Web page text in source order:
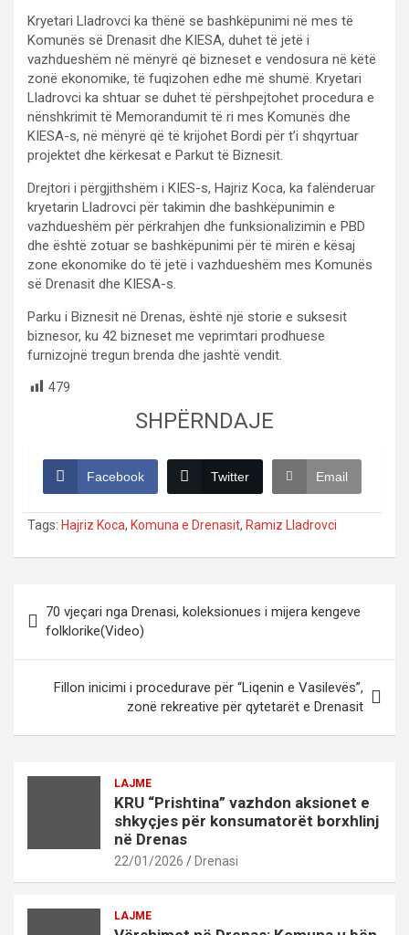
Kryetari Lladrovci ka thënë se bashkëpunimi në mes të
Komunës së Drenasit dhe KIESA, duhet të jetë i
vazhdueshëm në mënyrë që bizneset e vendosura në këtë
zonë ekonomike, të fuqizohen edhe më shumë. Kryetari
Lladrovci ka shtuar se duhet të përshpejtohet procedura e
nënshkrimit të Memorandumit të ri mes Komunës dhe
KIESA-s, në mënyrë që të krijohet Bordi për t’i shqyrtuar
projektet dhe kërkesat e Parkut të Biznesit.
Drejtori i përgjithshëm i KIES-s, Hajriz Koca, ka falënderuar
kryetarin Lladrovci për takimin dhe bashkëpunimin e
vazhdueshëm për përkrahjen dhe funksionalizimin e PBD
dhe është zotuar se bashkëpunimi për të mirën e kësaj
zone ekonomike do të jetë i vazhdueshëm mes Komunës
së Drenasit dhe KIESA-s.
Parku i Biznesit në Drenas, është një storie e suksesit
biznesor, ku 42 bizneset me veprimtari prodhuese
furnizojnë tregun brenda dhe jashtë vendit.
479
SHPËRNDAJE
Facebook Twitter Email
Tags: Hajriz Koca, Komuna e Drenasit, Ramiz Lladrovci
navigation
70 vjeçari nga Drenasi, koleksionues i mijera kengeve
folklorike(Video)
Fillon inicimi i procedurave për “Liqenin e Vasilevës”,
zonë rekreative për qytetarët e Drenasit
LAJME
KRU “Prishtina” vazhdon aksionet e
shkyçjes për konsumatorët borxhlinj
në Drenas
22/01/2026 Drenasi
LAJME